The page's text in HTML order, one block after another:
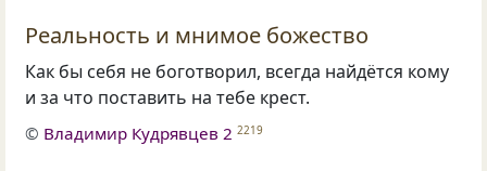
Реальность и мнимое божество
Как бы себя не боготворил, всегда найдётся кому
и за что поставить на тебе крест.
© Владимир Кудрявцев 2 2219